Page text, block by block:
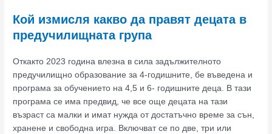
Кой измисля какво да правят децата в
предучилищната група
Откакто 2023 година влезна в сила задължителното
предучилищно образование за 4-годишните, бе въведена и
програма за обучението на 4,5 и 6- годишните деца. В тази
програма се има предвид, че все още децата на тази
възраст са малки и имат нужда от достатъчно време за сън,
хранене и свободна игра. Включват се по две, три или